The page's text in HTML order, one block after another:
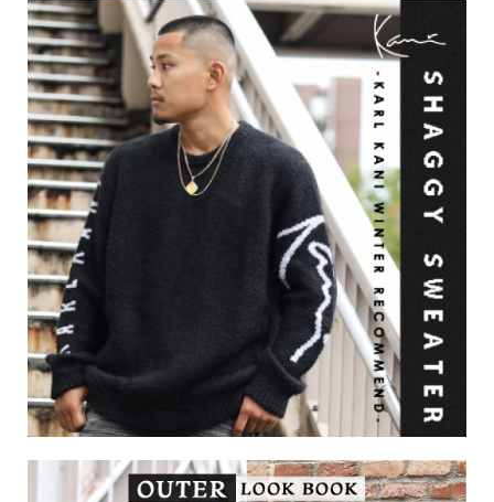
キーワードから探す
価格から探す
円 ～ 円
並び順